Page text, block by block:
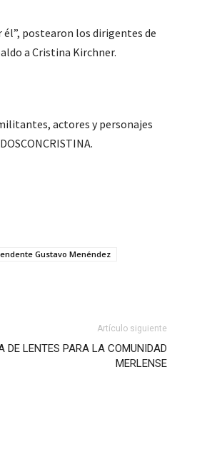
él”, postearon los dirigentes de
a Cristina Kirchner.
actores y personajes
Gustavo Menéndez
Artículo siguiente
DE LENTES PARA LA COMUNIDAD
MERLENSE